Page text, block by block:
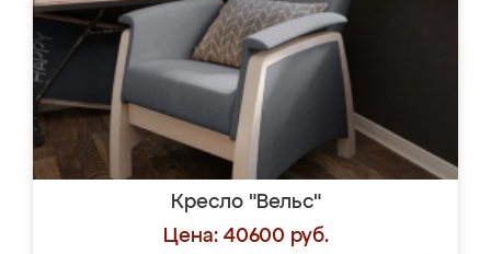
Кресло "Вельс"
Цена: 40600 руб.